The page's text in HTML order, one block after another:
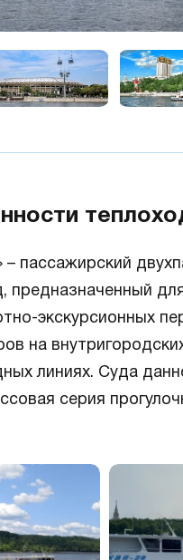
– пассажирский
предназначенный
экскурсионных
на
линиях. Суда
серия